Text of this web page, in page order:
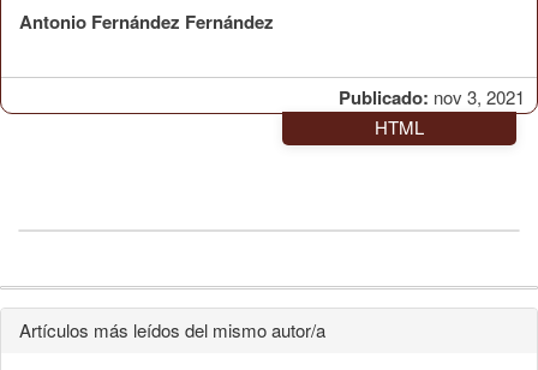
Publicado: nov 3, 2021
Antonio Fernández Fernández
HTML
Detalles
Artículos más leídos del mismo autor/a